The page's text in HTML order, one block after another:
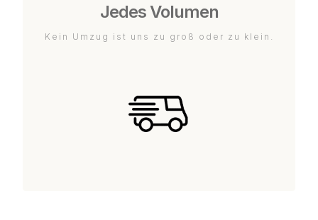
Jedes Volumen
Kein Umzug ist uns zu groß oder zu klein.